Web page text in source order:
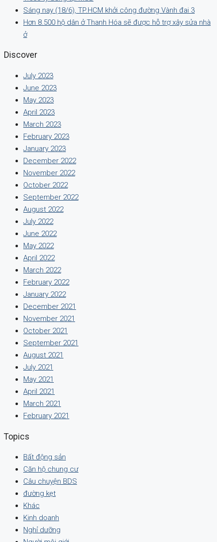
Sáng nay (18/6), TP.HCM khởi công đường Vành đai 3
Hơn 8.500 hộ dân ở Thanh Hóa sẽ được hỗ trợ xây sửa nhà
ở
Discover
July 2023
June 2023
May 2023
April 2023
March 2023
February 2023
January 2023
December 2022
November 2022
October 2022
September 2022
August 2022
July 2022
June 2022
May 2022
April 2022
March 2022
February 2022
January 2022
December 2021
November 2021
October 2021
September 2021
August 2021
July 2021
May 2021
April 2021
March 2021
February 2021
Topics
Bất động sản
Căn hộ chung cư
Câu chuyện BDS
đường kẹt
Khác
Kinh doanh
Nghỉ dưỡng